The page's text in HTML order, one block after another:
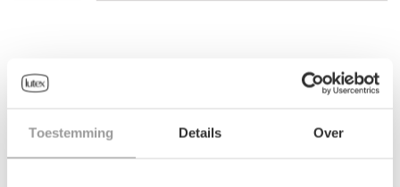
Toestemming Details Over
Geen informatie gevonden